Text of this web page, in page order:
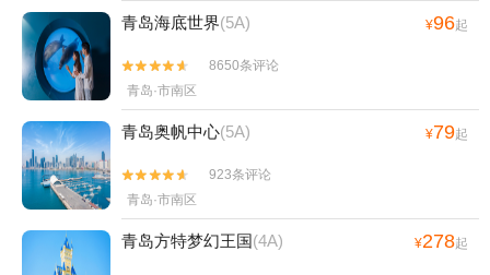
青岛海底世界(5A) ¥96起


8650条评论
青岛·市南区
青岛奥帆中心(5A) ¥79起


923条评论
青岛·市南区
青岛方特梦幻王国(4A) ¥278起